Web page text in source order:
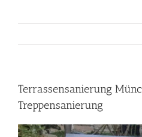
Terrassensanierung
Treppensanierung